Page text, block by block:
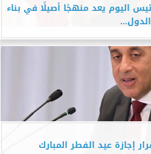
اليوم يعد منهجًا أصيلًا في بناء
الدول...
إجازة عيد الفطر المبارك